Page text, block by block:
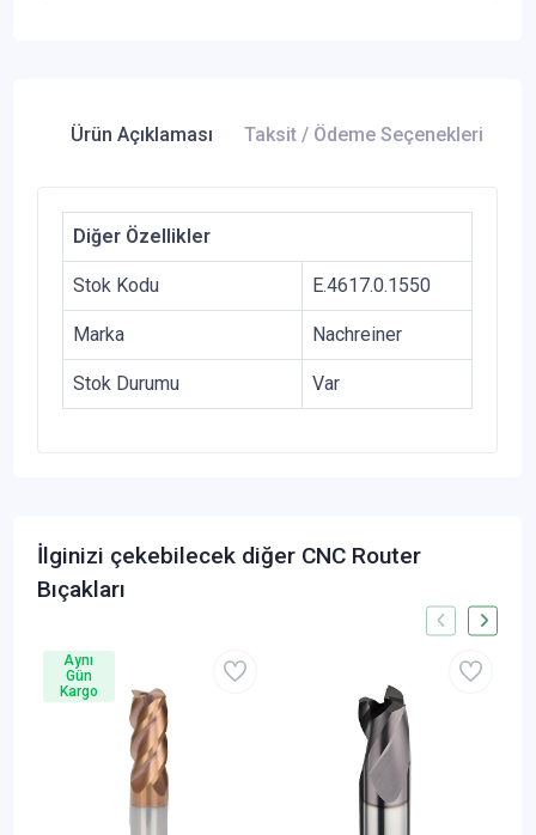
Ürün Açıklaması Taksit / Ödeme Seçenekleri
Diğer Özellikler
Stok Kodu E.4617.0.1550
Marka Nachreiner
Stok Durumu Var
İlginizi çekebilecek diğer CNC Router
Bıçakları
Aynı
Gün
Kargo